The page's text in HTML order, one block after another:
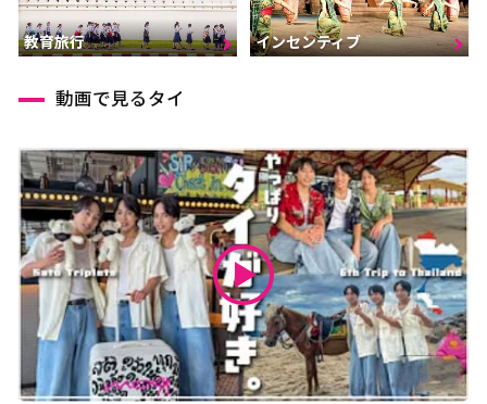
教育旅行 インセンティブ
動画で見るタイ